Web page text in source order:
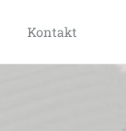
Kontakt